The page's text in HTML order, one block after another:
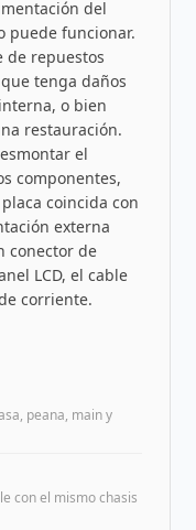
del
puede funcionar.
de repuestos
tenga daños
o bien
restauración.
el
componentes,
coincida con
externa
conector de
LCD, el cable
corriente.
peana, main y
con el mismo chasis